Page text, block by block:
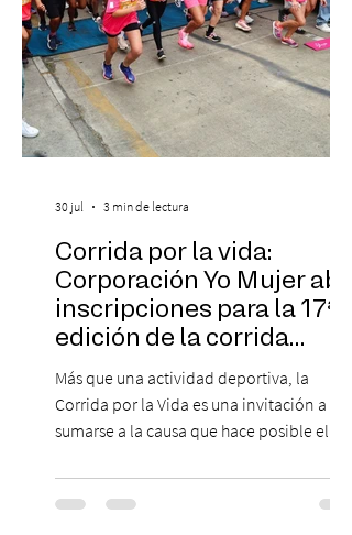
Corrida por la vida:
Corporación Yo Mujer abre
inscripciones para la 17ª
edición de la corrida
solidaria
Más que una actividad deportiva, la
Corrida por la Vida es una invitación a
sumarse a la causa que hace posible el
desarrolla durante todo el año: brindar
orientación, contención y apoyo
30 jul 3 min de lectura